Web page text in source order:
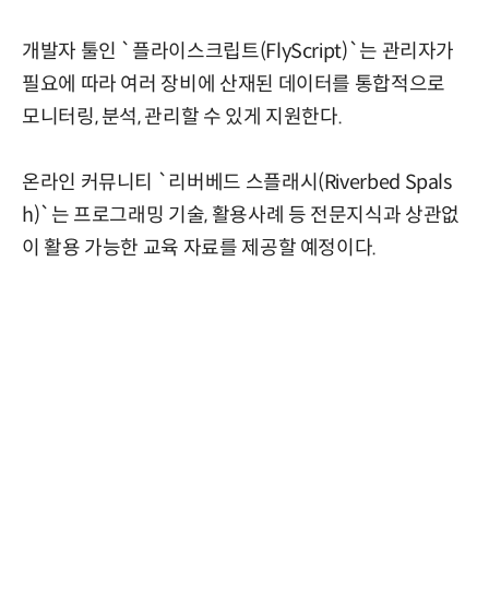
개발자 툴인 `플라이스크립트(FlyScript)`는 관리자가
필요에 따라 여러 장비에 산재된 데이터를 통합적으로
모니터링, 분석, 관리할 수 있게 지원한다.
온라인 커뮤니티 `리버베드 스플래시(Riverbed Spals
h)`는 프로그래밍 기술, 활용사례 등 전문지식과 상관없
이 활용 가능한 교육 자료를 제공할 예정이다.